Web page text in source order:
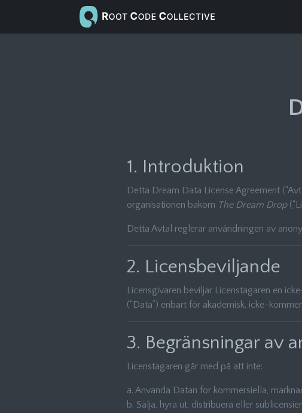
1. Introduktion
Detta Dream Data License Agreement
organisationen bakom The Dream Drop
Detta Avtal reglerar användningen av
2. Licensbeviljande
Licensgivaren beviljar Licenstagaren en
(“Data”) enbart för akademisk, icke-
3. Begränsningar av
Licenstagaren går med på att inte:
a. Använda Datan för kommersiella,
b. Sälja, hyra ut, distribuera eller